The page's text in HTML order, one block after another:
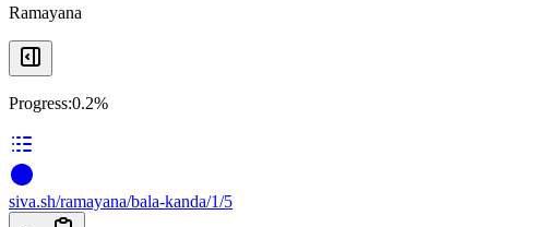
Ramayana
Progress:0.2%
siva.sh/ramayana/bala-kanda/1/5